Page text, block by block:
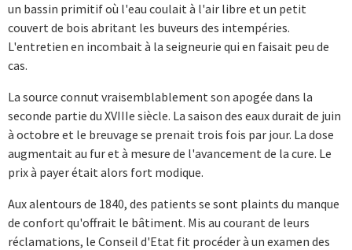
un bassin primitif où l'eau coulait à l'air libre et un petit
couvert de bois abritant les buveurs des intempéries.
L'entretien en incombait à la seigneurie qui en faisait peu de
cas.
La source connut vraisemblablement son apogée dans la
seconde partie du XVIIIe siècle. La saison des eaux durait de juin
à octobre et le breuvage se prenait trois fois par jour. La dose
augmentait au fur et à mesure de l'avancement de la cure. Le
prix à payer était alors fort modique.
Aux alentours de 1840, des patients se sont plaints du manque
de confort qu'offrait le bâtiment. Mis au courant de leurs
réclamations, le Conseil d'Etat fit procéder à un examen des